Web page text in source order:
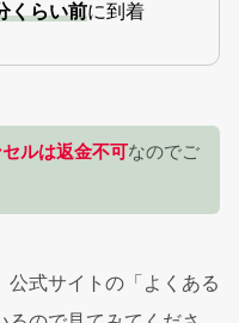
くらい前に到着
ルは返金不可なのでご
公式サイトの「よくある